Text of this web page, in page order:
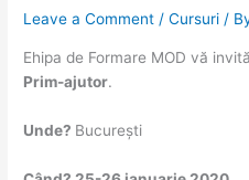
Leave a Comment /Cursuri /
Ehipa de Formare MOD vă
Prim-ajutor.
Unde? București